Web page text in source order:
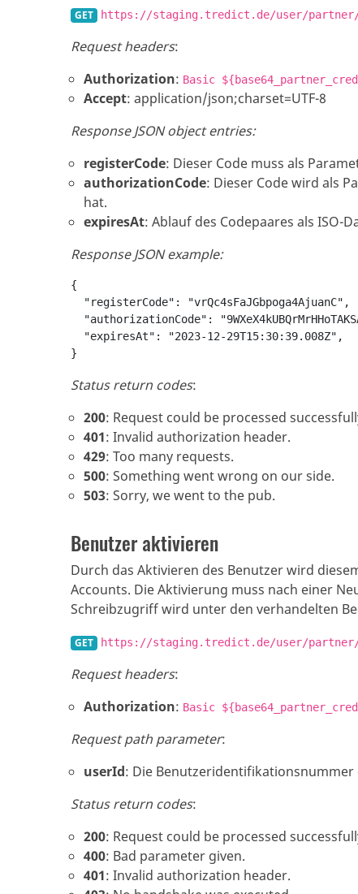
GET https://staging.tredict.de/user/
Request headers:
Authorization: Basic
Accept: application/json;charset=UTF-8
Response JSON object entries:
registerCode: Dieser Code muss als
authorizationCode: Dieser Code wird als
hat.
expiresAt: Ablauf des Codepaares als ISO-
Response JSON example:
{
  "registerCode": "vrQc4sFaJGbpoga4AjuanC",
"authorizationCode":
  "expiresAt": "2023-12-29T15:30:39.008Z",
Status return codes:
200: Request could be processed
401: Invalid authorization header.
429: Too many requests.
500: Something went wrong on our side.
503: Sorry, we went to the pub.
Benutzer aktivieren
Durch das Aktivieren des Benutzer wird
Accounts. Die Aktivierung muss nach einer
Schreibzugriff wird unter den verhandelten
GET https://staging.tredict.de/user/
Request headers:
Authorization: Basic
Request path parameter:
userId: Die Benutzeridentifikationsnummer
Status return codes:
200: Request could be processed
400: Bad parameter given.
401: Invalid authorization header.